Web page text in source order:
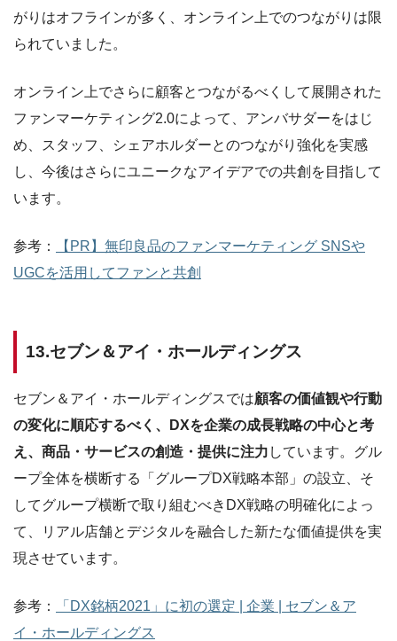
がりはオフラインが多く、オンライン上でのつながりは限
られていました。
オンライン上でさらに顧客とつながるべくして展開された
ファンマーケティング2.0によって、アンバサダーをはじ
め、スタッフ、シェアホルダーとのつながり強化を実感
し、今後はさらにユニークなアイデアでの共創を目指して
います。
参考：
【PR】無印良品のファンマーケティング SNSや
UGCを活用してファンと共創
13.セブン＆アイ・ホールディングス
セブン＆アイ・ホールディングスでは顧客の価値観や行動
の変化に順応するべく、DXを企業の成長戦略の中心と考
え、商品・サービスの創造・提供に注力 しています。グル
ープ全体を横断する「グループDX戦略本部」の設立、そ
してグループ横断で取り組むべきDX戦略の明確化によっ
て、リアル店舗とデジタルを融合した新たな価値提供を実
現させています。
参考：
「DX銘柄2021」に初の選定 | 企業 | セブン＆ア
イ・ホールディングス